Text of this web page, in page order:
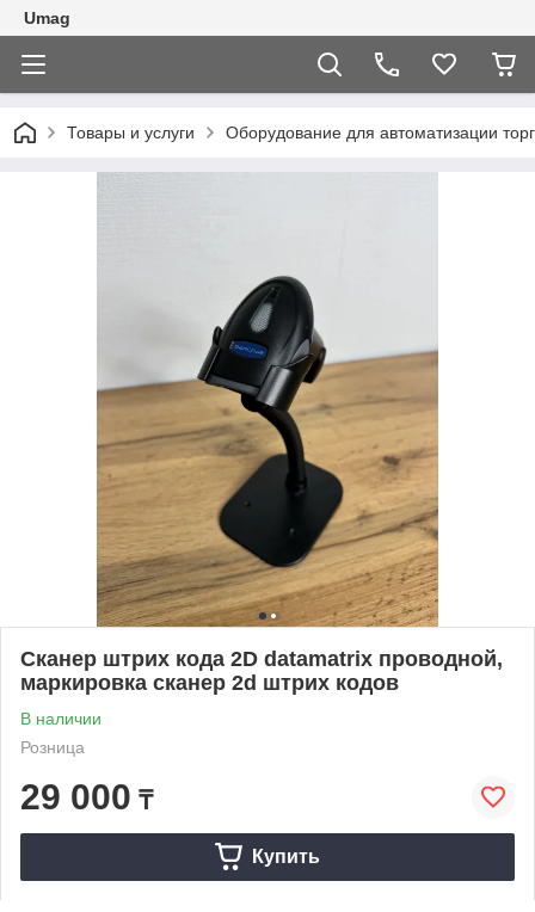
Umag
Товары и услуги Оборудование для автоматизации
Сканер штрих кода 2D datamatrix проводной,
маркировка сканер 2d штрих кодов
В наличии
Розница
29 000 ₸
Купить